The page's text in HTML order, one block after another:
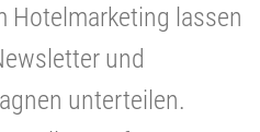
Hotelmarketing lassen
und
unterteilen.